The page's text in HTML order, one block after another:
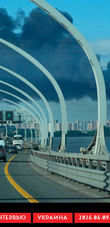
УКРАИНА 2026.06.09